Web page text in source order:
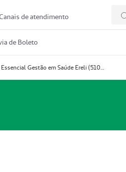
de atendimento
de Boleto
Prestador Essencial Gestão em Saúde Ereli (51004354-7)